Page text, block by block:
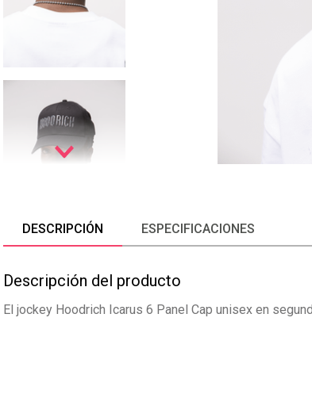
DESCRIPCIÓN ESPECIFICACIONES
Descripción del producto
El jockey Hoodrich Icarus 6 Panel Cap unisex en